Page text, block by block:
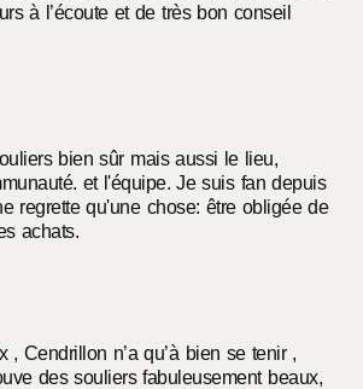
à l’écoute et de très bon conseil
bien sûr mais aussi le lieu,
et l'équipe. Je suis fan depuis
regrette qu'une chose: être obligée de
achats.
, Cendrillon n’a qu’à bien se tenir ,
des souliers fabuleusement beaux,